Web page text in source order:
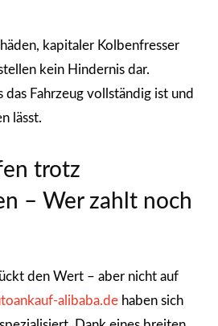
kapitaler Kolbenfresser
kein Hindernis dar.
das Fahrzeug vollständig ist und
lässt.
trotz
– Wer zahlt noch
den Wert – aber nicht auf
alibaba.de haben sich